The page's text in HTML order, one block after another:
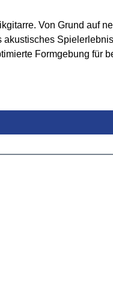
Von Grund auf
Formgebung für
Höhen und präsente
volltönenden
Look. Für
Ahorn-Steg sowie die
Korpus
abgestimmte X-